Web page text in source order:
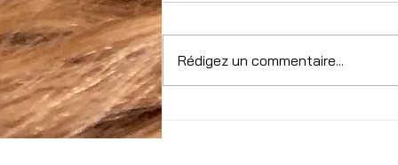
Un tango en el silencio
Rédigez un commentaire...